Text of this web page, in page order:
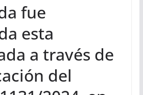
fue
esta
a través de
del